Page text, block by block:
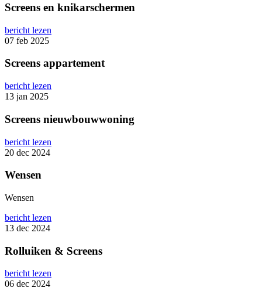
Screens en knikarschermen
bericht lezen
07 feb 2025
Screens appartement
bericht lezen
13 jan 2025
Screens nieuwbouwwoning
bericht lezen
20 dec 2024
Wensen
Wensen
bericht lezen
13 dec 2024
Rolluiken & Screens
bericht lezen
06 dec 2024